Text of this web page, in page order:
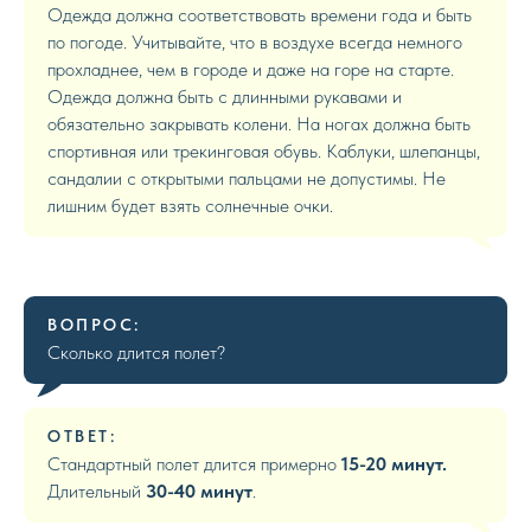
Одежда должна соответствовать времени года и быть
по погоде. Учитывайте, что в воздухе всегда немного
прохладнее, чем в городе и даже на горе на старте.
Одежда должна быть с длинными рукавами и
обязательно закрывать колени. На ногах должна быть
спортивная или трекинговая обувь. Каблуки, шлепанцы,
сандалии с открытыми пальцами не допустимы. Не
лишним будет взять солнечные очки.
ВОПРОС:
Сколько длится полет?
ОТВЕТ:
Стандартный полет длится примерно 15-20 минут.
Длительный 30-40 минут